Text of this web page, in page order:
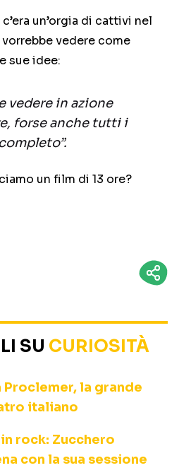
un’orgia di cattivi nel
vedere come
sue idee:
vedere in azione
forse anche tutti i
un film di 13 ore?
SU CURIOSITÀ
la grande
italiano
rock: Zucchero
con la sua sessione